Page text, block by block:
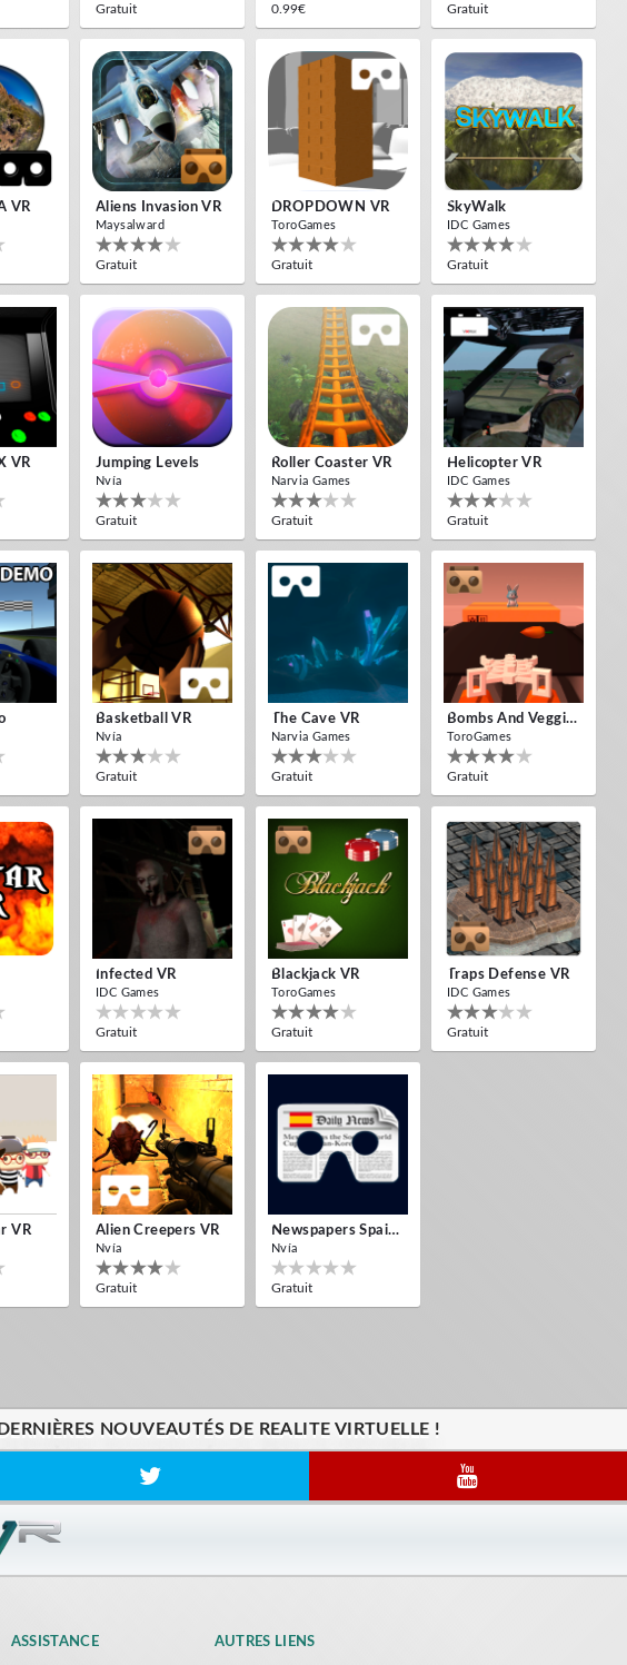
Gratuit 0.99€ Gratuit
VR Aliens Invasion VR
Maysalward
Gratuit
DROPDOWN VR
ToroGames
Gratuit
SkyWalk
IDC Games
Gratuit
VR Jumping Levels
Nvía
Gratuit
Roller Coaster VR
Narvia Games
Gratuit
Helicopter VR
IDC Games
Gratuit
Basketball VR
Nvía
Gratuit
The Cave VR
Narvia Games
Gratuit
Bombs And Veggies
ToroGames
Gratuit
Infected VR
IDC Games
Gratuit
Blackjack VR
ToroGames
Gratuit
Traps Defense VR
IDC Games
Gratuit
VR Alien Creepers VR
Nvía
Gratuit
Newspapers Spain VR
Nvía
Gratuit
NOUVEAUTÉS DE REALITE VIRTUELLE !
ASSISTANCE AUTRES LIENS